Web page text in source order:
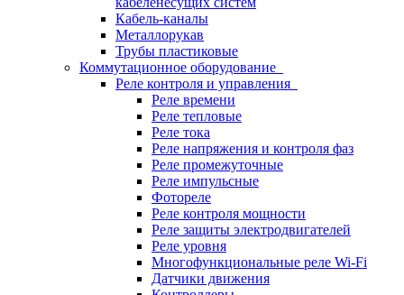
Кабель-каналы
Металлорукав
Трубы пластиковые
Коммутационное оборудование
Реле контроля и управления
Реле времени
Реле тепловые
Реле тока
Реле напряжения и контроля фаз
Реле промежуточные
Реле импульсные
Фотореле
Реле контроля мощности
Реле защиты электродвигателей
Реле уровня
Многофункциональные реле Wi-Fi
Датчики движения